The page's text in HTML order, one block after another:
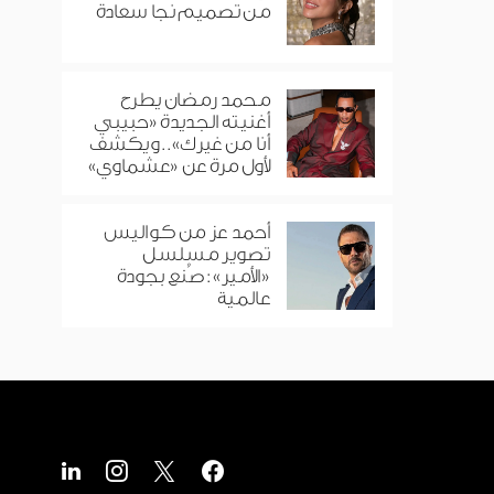
من تصميم نجا سعادة
محمد رمضان يطرح
أغنيته الجديدة «حبيبي
أنا من غيرك».. ويكشف
لأول مرة عن «عشماوي»
أحمد عز من كواليس
تصوير مسلسل
«الأمير»: صُنع بجودة
عالمية